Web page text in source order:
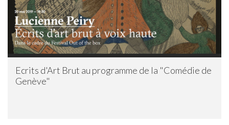
Ecrits d'Art Brut au programme de la "Comédie de
Genève"